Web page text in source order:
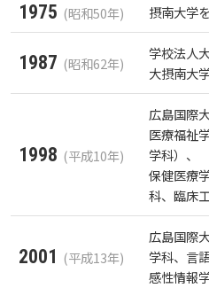
カリキュラム・ポリシ
カリキュラム・ポリシ
学生）
大学院ディプロマ・ポ
大学歌
学園・姉妹校のご案内
臨床教授制度について
薬学部薬学科の自己点
大学院実践臨床心理学
大学院薬学研究科 自己
告書
高等教育の修学支援新制
ガバナンス・コード
受講生授業アンケート結
卒業生・進路先 調査結果
講座のご案内
入学予定者へのお知らせ
合格者の方へのメッセ
入学準備学習プログラム
広国IPEとは
広国IPEの授業について
広国IPE用語集
情報メディアラーニング
情報端末の必携化につ
ICTサポート
図書館概要
利用案内
利用案内（学外利用者）
情報センター
学内ネットワークの概要
東広島キャンパス
ラーニング・コモンズ
トレーニングルーム
研究情報の公開について
広国市民大学
広国市民大学とは
広国市民大学（市民カレ
広国市民大学（地域交流
広国市民大学 過去の開講
しあわせ健康センター
大学見学・体験をご希
地域連携に関するご意見
1975 (昭和50年) 摂南大学
1987 (昭和62年)
学校法人
大摂南大
1998 (平成10年)
広島国際
医療福祉
学科）、
保健医療
科、臨床
2001 (平成13年)
広島国際
学科、言
感性情報
大学院薬学研究科 自己点
入学準備学習プログラム
情報端末の必携化につい
感染予防にかかる抗体価
ビジュランクラウド
利用案内（学外利用者）
電子ブック・電子ジャー
電子ブックをさがす
電子ジャーナルをさがす
看護師・保健師国家試験
東広島キャンパス
学内向け専用ページ
トレーニングルーム